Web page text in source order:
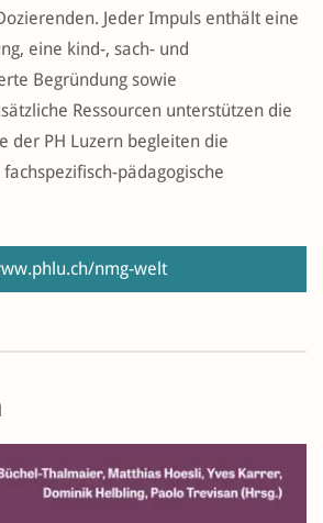
Jeder Impuls enthält eine
eine kind-, sach- und
Begründung sowie
Ressourcen unterstützen die
der PH Luzern begleiten die
pädagogische
nmg-welt